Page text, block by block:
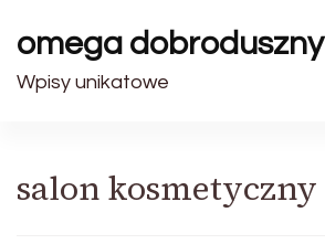
omega dobroduszny
Wpisy unikatowe
salon kosmetyczny